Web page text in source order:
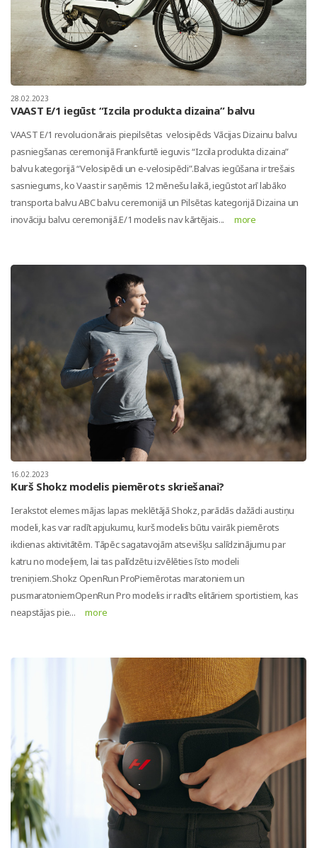
28.02.2023
VAAST E/1 iegūst “Izcila produkta dizaina” balvu
VAAST E/1 revolucionārais piepilsētas velosipēds Vācijas Dizainu balvu
pasniegšanas ceremonijā Frankfurtē ieguvis “Izcila produkta dizaina”
balvu kategorijā “Velosipēdi un e-velosipēdi”.Balvas iegūšana ir trešais
sasniegums, ko Vaast ir saņēmis 12 mēnešu laikā, iegūstot arī labāko
transporta balvu ABC balvu ceremonijā un Pilsētas kategorijā Dizaina un
inovāciju balvu ceremonijā.E/1 modelis nav kārtējais...
more
16.02.2023
Kurš Shokz modelis piemērots skriešanai?
Ierakstot elemes mājas lapas meklētājā Shokz, parādās dažādi austiņu
modeli, kas var radīt apjukumu, kurš modelis būtu vairāk piemērots
ikdienas aktivitātēm. Tāpēc sagatavojām atsevišķu salīdzinājumu par
katru no modeļiem, lai tas palīdzētu izvēlēties īsto modeli
treniņiem.Shokz OpenRun ProPiemērotas maratoniem un
pusmaratoniemOpenRun Pro modelis ir radīts elitāriem sportistiem, kas
neapstājas pie...
more